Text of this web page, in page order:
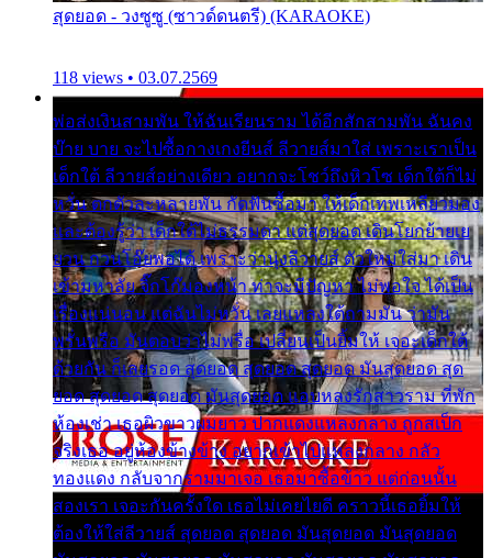
สุดยอด - วงซูซู (ซาวด์ดนตรี) (KARAOKE)
118 views • 03.07.2569
พ่อส่งเงินสามพัน ให้ฉันเรียนราม ได้อีกสักสามพัน ฉันคง
บ๊าย บาย จะไปซื้อกางเกงยีนส์ ลีวายส์มาใส่ เพราะเราเป็น
เด็กใต้ ลีวายส์อย่างเดียว อยากจะโชว์ถึงหิวโซ เด็กใต้ก็ไม่
หวั่น ตกตัวละหลายพัน กัดฟันซื้อมา ให้เด็กเทพเหลียวมอง
และต้องรู้ว่า เด็กใต้ไม่ธรรมดา แต่สุดยอด เดินโยกย้ายเย
ยวน กวนโอ๊ยพอได้ เพราะว่านุ่งลีวายส์ ตัวใหม่ใส่มา เดิน
เข้ามหาลัย จิ๊กโก๊มองหน้า ท่าจะมีปัญหา ไม่พอใจ ได้เป็น
เรื่องแน่นอน แต่ฉันไม่หวั่น เลยแหลงใต้ถามมัน ว่ามัน
พรั่นพรือ มันตอบว่าไม่พรื่อ เปลี่ยนเป็นยิ้มให้ เจอะเด็กใต้
ด้วยกัน ก็เลยรอด สุดยอด สุดยอด สุดยอด มันสุดยอด สุด
ยอด สุดยอด สุดยอด มันสุดยอด แอบหลงรักสาวราม ที่พัก
ห้องเช่า เธอผิวขาวผมยาว ปากแดงแหลงกลาง ถูกสเป็ก
จริงเธอ อยู่ห้องข้างข้าง อยากเข้าไปแหลงกลาง กลัว
ทองแดง กลับจากรามมาเจอ เธอมาซื้อข้าว แต่ก่อนนั้น
สองเรา เจอะกันครั้งใด เธอไม่เคยไยดี คราวนี้เธอยิ้มให้
ต้องให้ใส่ลีวายส์ สุดยอด สุดยอด มันสุดยอด มันสุดยอด